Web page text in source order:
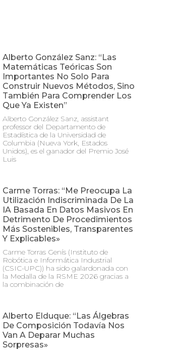
Alberto González Sanz: “Las
Matemáticas Teóricas Son
Importantes No Solo Para
Construir Nuevos Métodos, Sino
También Para Comprender Los
Que Ya Existen”
Alberto González Sanz, assistant
professor del Departamento de
Estadística de la Universidad de
Columbia (Nueva York, Estados
Unidos), es el ganador del Premio José
Luis
Carme Torras: “Me Preocupa La
Utilización Indiscriminada De La
IA Basada En Datos Masivos En
Detrimento De Procedimientos
Más Sostenibles, Transparentes
Y Explicables»
Carme Torras Genís (Instituto de
Robótica e Informática Industrial
(CSIC-UPC)) ha sido galardonada con
la Medalla de la RSME 2026 gracias a
la combinación de
Alberto Elduque: “Las Álgebras
De Composición Todavía Nos
Van A Deparar Muchas
Sorpresas»